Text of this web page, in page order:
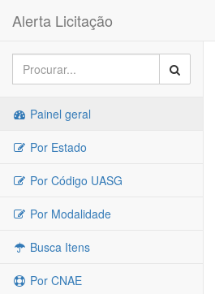
Alerta Licitação
Painel geral
Por Estado
Por Código UASG
Por Modalidade
Busca Itens
Por CNAE